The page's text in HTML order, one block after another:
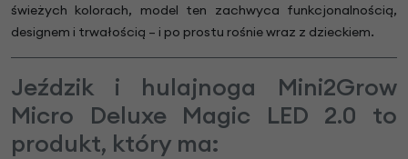
świeżych kolorach, model ten zachwyca funkcjonalnością,
designem i trwałością – i po prostu rośnie wraz z dzieckiem.
Jeździk i hulajnoga Mini2Grow
Micro Deluxe Magic LED 2.0 to
produkt, który ma: